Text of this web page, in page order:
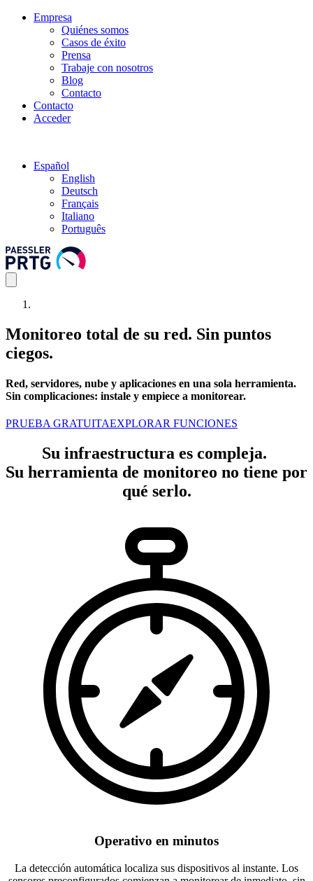
Empresa
Quiénes somos
Casos de éxito
Prensa
Trabaje con nosotros
Blog
Contacto
Contacto
Acceder
Español
English
Deutsch
Français
Italiano
Português
Monitoreo total de su red. Sin puntos
ciegos.
Red, servidores, nube y aplicaciones en una sola herramienta.
Sin complicaciones: instale y empiece a monitorear.
PRUEBA GRATUITAEXPLORAR FUNCIONES
Su infraestructura es compleja.
Su herramienta de monitoreo no tiene por
qué serlo.
Operativo en minutos
La detección automática localiza sus dispositivos al instante. Los